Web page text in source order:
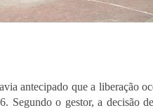
antecipado que a liberação
Segundo o gestor, a decisão